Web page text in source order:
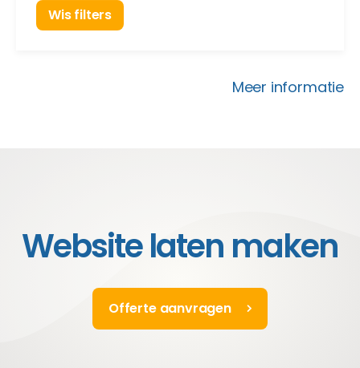
Wis filters
Meer informatie
Website laten maken
Offerte aanvragen